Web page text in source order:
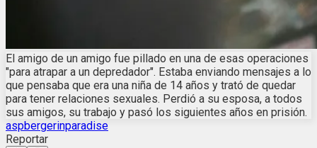
El amigo de un amigo fue pillado en una de esas operaciones
"para atrapar a un depredador". Estaba enviando mensajes a lo
que pensaba que era una niña de 14 años y trató de quedar
para tener relaciones sexuales. Perdió a su esposa, a todos
sus amigos, su trabajo y pasó los siguientes años en prisión.
aspbergerinparadise
Reportar